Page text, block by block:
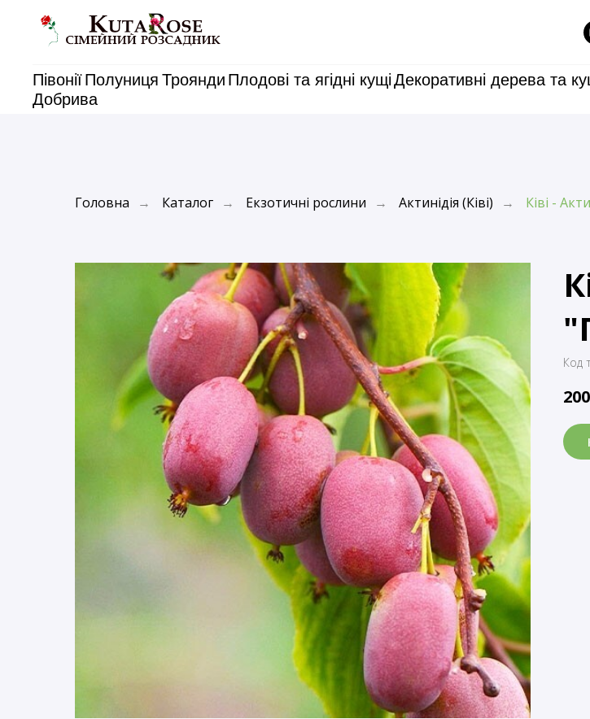
ПівоніїПолуниця Троянди Плодові та ягідні кущіДекоративні дерева та
Добрива
Головна → Каталог → Екзотичні рослини → Актинідія (Ківі) → Ківі -
Код
200